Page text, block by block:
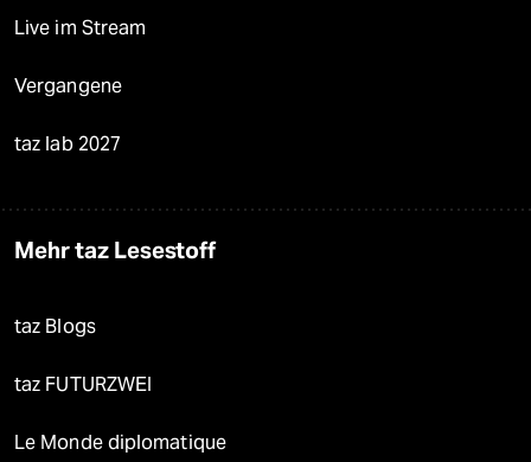
Live im Stream
Vergangene
taz lab 2027
Mehr taz Lesestoff
taz Blogs
taz FUTURZWEI
Le Monde diplomatique